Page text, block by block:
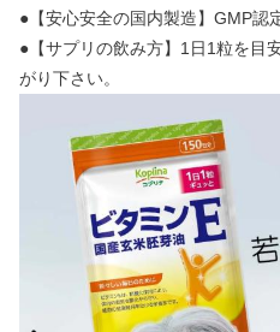
●【安心安全の国内製造】GMP認
●【サプリの飲み方】1日1粒を目
がり下さい。